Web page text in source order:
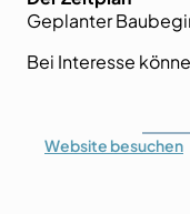
Geplanter
Bei Interesse
Website besuchen